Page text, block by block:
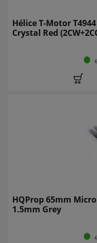
Hélice T-Motor
Crystal Red
HQProp 65mm
1.5mm Grey